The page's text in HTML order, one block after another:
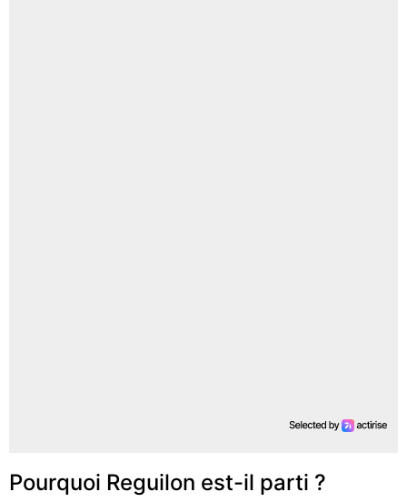
Pourquoi Reguilon est-il parti ?